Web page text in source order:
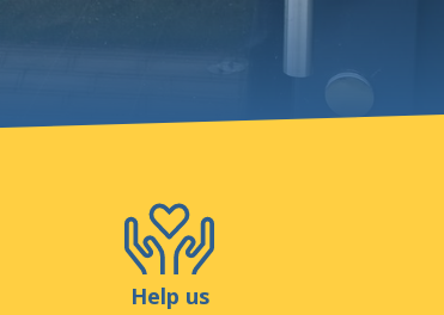
Help us